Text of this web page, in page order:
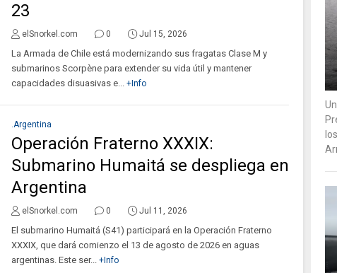
23
elSnorkel.com 0 Jul 15, 2026
La Armada de Chile está modernizando sus fragatas Clase M y
submarinos Scorpène para extender su vida útil y mantener
capacidades disuasivas e... +Info
.Argentina
Operación Fraterno XXXIX:
Submarino Humaitá se despliega en
Argentina
elSnorkel.com 0 Jul 11, 2026
El submarino Humaitá (S41) participará en la Operación Fraterno
XXXIX, que dará comienzo el 13 de agosto de 2026 en aguas
argentinas. Este ser... +Info